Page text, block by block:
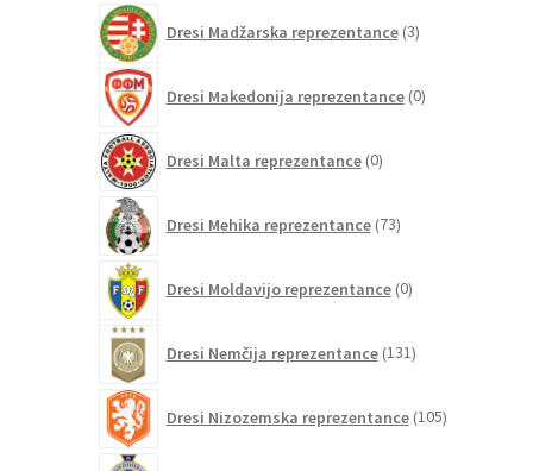
Dresi Madžarska reprezentance 3izdelki
Dresi Makedonija reprezentance 0izdelkov
Dresi Malta reprezentance 0izdelkov
Dresi Mehika reprezentance 73izdelkov
Dresi Moldavijo reprezentance 0izdelkov
Dresi Nemčija reprezentance 131izdelkov
Dresi Nizozemska reprezentance 105izdelkov